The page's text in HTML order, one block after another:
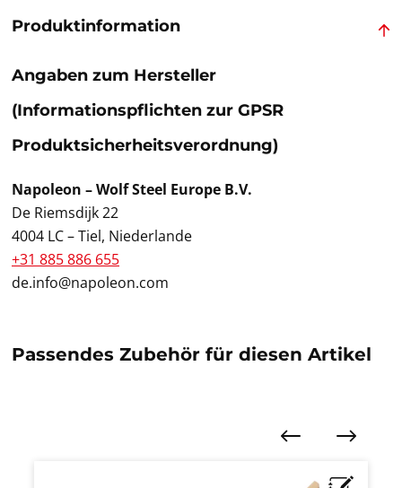
Produktinformation
Angaben zum Hersteller
(Informationspflichten zur GPSR
Produktsicherheitsverordnung)
Napoleon – Wolf Steel Europe B.V.
De Riemsdijk 22
4004 LC – Tiel, Niederlande
+31 885 886 655
de.info@napoleon.com
Passendes Zubehör für diesen Artikel